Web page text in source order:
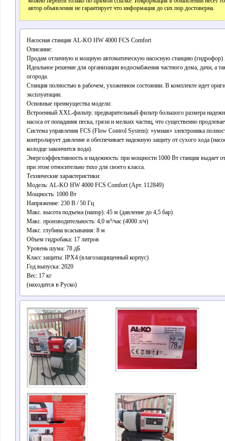
автор объявления не гарантирует что информация до сих пор достоверна.
Насосная станция AL-KO HW 4000 FCS Comfort
​Описание:
​Продам отличную и мощную автоматическую насосную станцию
Идеальное решение для организации водоснабжения частного дома, дачи, а
огорода.
​Станция полностью в рабочем, ухоженном состоянии. В комплекте идет
эксплуатации.
​Основные преимущества модели:
​Встроенный XXL-фильтр: предварительный фильтр большого размера
насоса от попадания песка, грязи и мелких частиц, что существенно
​Система управления FCS (Flow Control System): «умная» электроника
контролирует давление и обеспечивает надежную защиту от сухого хода
колодце закончится вода).
​Энергоэффективность и надежность: при мощности 1000 Вт станция выдает
при этом относительно тихо для своего класса.
​Технические характеристики:
​Модель: AL-KO HW 4000 FCS Comfort (Арт. 112849)
​Мощность: 1000 Вт
​Напряжение: 230 В / 50 Гц
​Макс. высота подъема (напор): 45 м (давление до 4,5 бар)
​Макс. производительность: 4,0 м³/час (4000 л/ч)
​Макс. глубина всасывания: 8 м
​Объем гидробака: 17 литров
​Уровень шума: 78 дБ
​Класс защиты: IPX4 (влагозащищенный корпус)
​Год выпуска: 2020
​Вес: 17 кг
(находится в Руско)